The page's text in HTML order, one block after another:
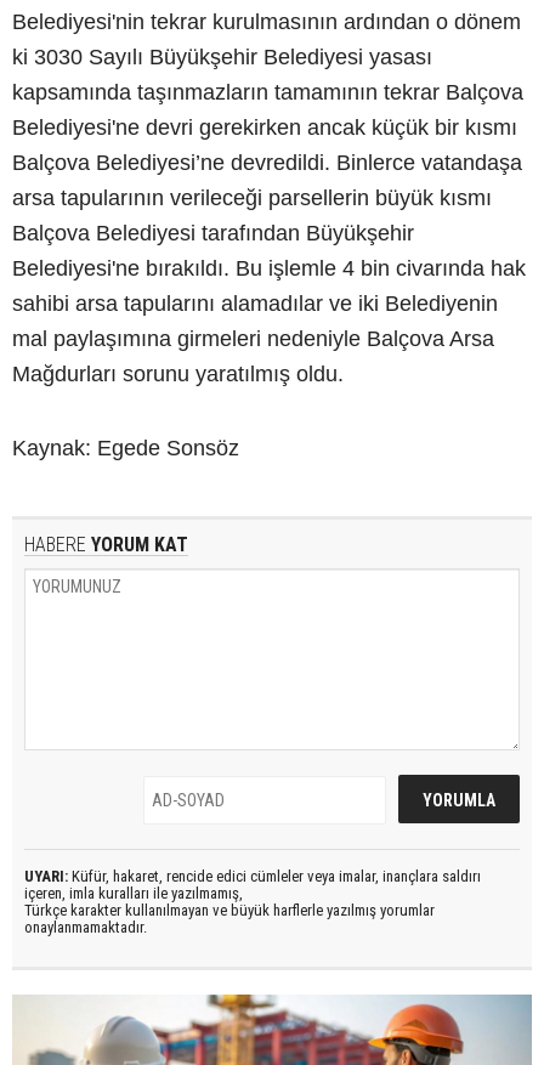
Belediyesi'nin tekrar kurulmasının ardından o dönem
ki 3030 Sayılı Büyükşehir Belediyesi yasası
kapsamında taşınmazların tamamının tekrar Balçova
Belediyesi'ne devri gerekirken ancak küçük bir kısmı
Balçova Belediyesi’ne devredildi. Binlerce vatandaşa
arsa tapularının verileceği parsellerin büyük kısmı
Balçova Belediyesi tarafından Büyükşehir
Belediyesi'ne bırakıldı. Bu işlemle 4 bin civarında hak
sahibi arsa tapularını alamadılar ve iki Belediyenin
mal paylaşımına girmeleri nedeniyle Balçova Arsa
Mağdurları sorunu yaratılmış oldu.
Kaynak: Egede Sonsöz
HABERE YORUM KAT
UYARI: Küfür, hakaret, rencide edici cümleler veya imalar, inançlara saldırı
içeren, imla kuralları ile yazılmamış,
Türkçe karakter kullanılmayan ve büyük harflerle yazılmış yorumlar
onaylanmamaktadır.